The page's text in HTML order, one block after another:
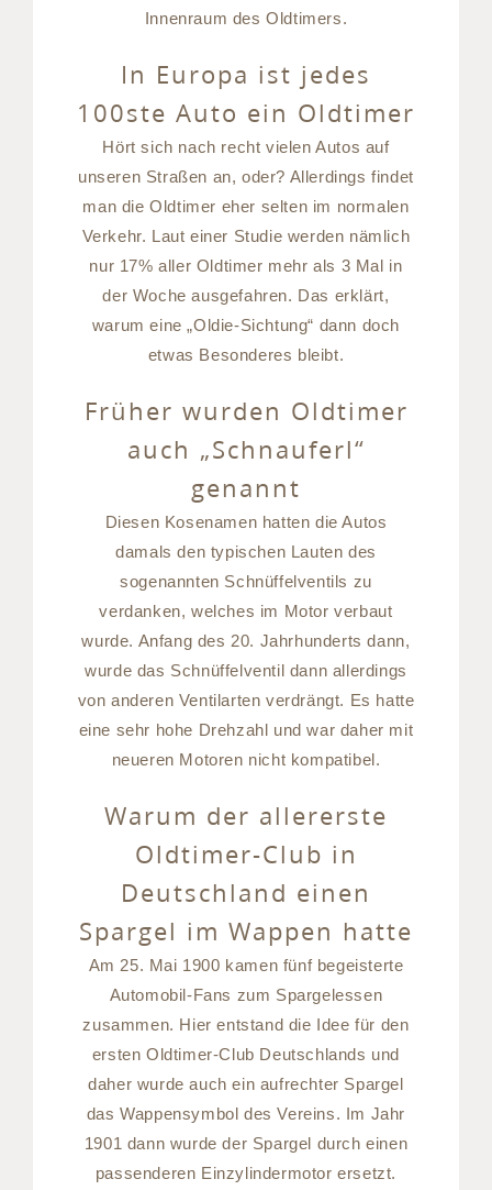
Innenraum des Oldtimers.
In Europa ist jedes
100ste Auto ein Oldtimer
Hört sich nach recht vielen Autos auf
unseren Straßen an, oder? Allerdings findet
man die Oldtimer eher selten im normalen
Verkehr. Laut einer Studie werden nämlich
nur 17% aller Oldtimer mehr als 3 Mal in
der Woche ausgefahren. Das erklärt,
warum eine „Oldie-Sichtung“ dann doch
etwas Besonderes bleibt.
Früher wurden Oldtimer
auch „Schnauferl“
genannt
Diesen Kosenamen hatten die Autos
damals den typischen Lauten des
sogenannten Schnüffelventils zu
verdanken, welches im Motor verbaut
wurde. Anfang des 20. Jahrhunderts dann,
wurde das Schnüffelventil dann allerdings
von anderen Ventilarten verdrängt. Es hatte
eine sehr hohe Drehzahl und war daher mit
neueren Motoren nicht kompatibel.
Warum der allererste
Oldtimer-Club in
Deutschland einen
Spargel im Wappen hatte
Am 25. Mai 1900 kamen fünf begeisterte
Automobil-Fans zum Spargelessen
zusammen. Hier entstand die Idee für den
ersten Oldtimer-Club Deutschlands und
daher wurde auch ein aufrechter Spargel
das Wappensymbol des Vereins. Im Jahr
1901 dann wurde der Spargel durch einen
passenderen Einzylindermotor ersetzt.